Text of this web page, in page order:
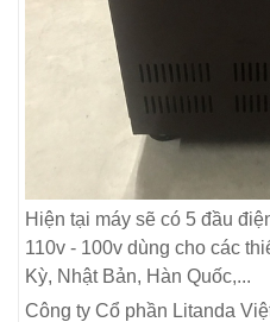
Hiện tại máy sẽ có 5 đầu
110v - 100v dùng cho các
Kỳ, Nhật Bản, Hàn Quốc,...
Công ty Cổ phần Litanda